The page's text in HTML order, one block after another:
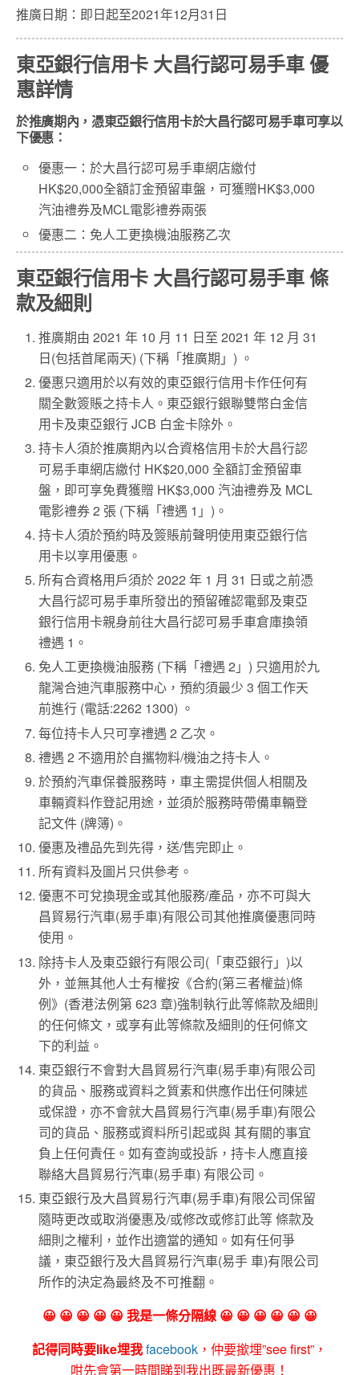
推廣日期：即日起至2021年12月31日
東亞銀行信用卡 大昌行認可易手車優
惠詳情
於推廣期內，憑東亞銀行信用卡於大昌行認可易手車可享以
下優惠：
優惠一：於大昌行認可易手車網店繳付
HK$20,000全額訂金預留車盤，可獲贈HK$3,000
汽油禮券及MCL電影禮券兩張
優惠二：免人工更換機油服務乙次
東亞銀行信用卡 大昌行認可易手車條
款及細則
推廣期由 2021 年 10 月 11 日至 2021 年 12 月 31
日(包括首尾兩天) (下稱「推廣期」) 。
優惠只適用於以有效的東亞銀行信用卡作任何有
關全數簽賬之持卡人。東亞銀行銀聯雙幣白金信
用卡及東亞銀行 JCB 白金卡除外。
持卡人須於推廣期內以合資格信用卡於大昌行認
可易手車網店繳付 HK$20,000 全額訂金預留車
盤，即可享免費獲贈 HK$3,000 汽油禮券及 MCL
電影禮券 2 張 (下稱「禮遇 1」)。
持卡人須於預約時及簽賬前聲明使用東亞銀行信
用卡以享用優惠。
所有合資格用戶須於 2022 年 1 月 31 日或之前憑
大昌行認可易手車所發出的預留確認電郵及東亞
銀行信用卡親身前往大昌行認可易手車倉庫換領
禮遇 1。
免人工更換機油服務 (下稱「禮遇 2」) 只適用於九
龍灣合迪汽車服務中心，預約須最少 3 個工作天
前進行 (電話:2262 1300) 。
每位持卡人只可享禮遇 2 乙次。
禮遇 2 不適用於自攜物料/機油之持卡人。
於預約汽車保養服務時，車主需提供個人相關及
車輛資料作登記用途，並須於服務時帶備車輛登
記文件 (牌簿)。
優惠及禮品先到先得，送/售完即止。
所有資料及圖片只供參考。
優惠不可兌換現金或其他服務/產品，亦不可與大
昌貿易行汽車(易手車)有限公司其他推廣優惠同時
使用。
除持卡人及東亞銀行有限公司(「東亞銀行」)以
外，並無其他人士有權按《合約(第三者權益)條
例》(香港法例第 623 章)強制執行此等條款及細則
的任何條文，或享有此等條款及細則的任何條文
下的利益。
東亞銀行不會對大昌貿易行汽車(易手車)有限公司
的貨品、服務或資料之質素和供應作出任何陳述
或保證，亦不會就大昌貿易行汽車(易手車)有限公
司的貨品、服務或資料所引起或與 其有關的事宜
負上任何責任。如有查詢或投訴，持卡人應直接
聯絡大昌貿易行汽車(易手車) 有限公司。
東亞銀行及大昌貿易行汽車(易手車)有限公司保留
隨時更改或取消優惠及/或修改或修訂此等 條款及
細則之權利，並作出適當的通知。如有任何爭
議，東亞銀行及大昌貿易行汽車(易手 車)有限公司
所作的決定為最終及不可推翻。
😀 😀 😀 😀 😀 我是一條分隔線 😀 😀 😀 😀 😀 😀
記得同時要like埋我facebook ，仲要撳埋”see first”，
咁先會第一時間睇到我出既最新優惠！